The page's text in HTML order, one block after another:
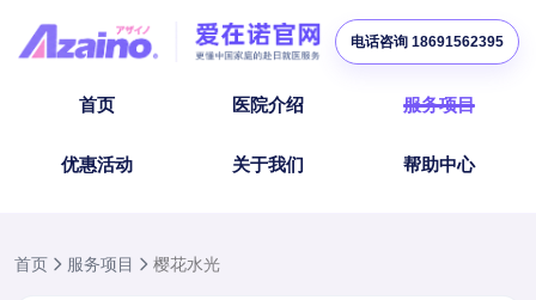
首页 医院介绍 服务项目
优惠活动 关于我们 帮助中心
电话咨询 18691562395
首页 服务项目 樱花水光